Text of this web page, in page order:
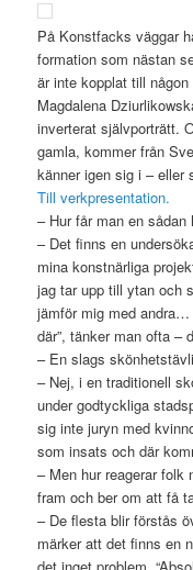
På Konstfacks väggar
formation som nästan
är inte kopplat till
Magdalena
inverterat självporträtt.
gamla, kommer från
känner igen sig i – eller
Till verkpresentation.
– Hur får man en sådan
– Det finns en
mina konstnärliga
jag tar upp till ytan och
jämför mig med andra…
där”, tänker man ofta –
– En slags
– Nej, i en traditionell
under godtyckliga
sig inte juryn med
som insats och där
– Men hur reagerar folk
fram och ber om att få
– De flesta blir förstås
märker att det finns en